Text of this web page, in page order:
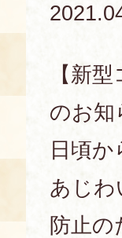
京
【新
のお知
日頃
あじわ
防止の